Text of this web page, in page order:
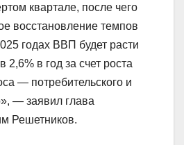
квартале, после чего
восстановление темпов
годах ВВП будет расти
в год за счет роста
— потребительского и
— заявил глава
Решетников.